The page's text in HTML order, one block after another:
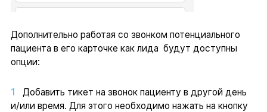
Дополнительно работая со звонком потенциального
пациента в его карточке как лида будут доступны
опции:
Добавить тикет на звонок пациенту в другой день
и/или время. Для этого необходимо нажать на кнопку